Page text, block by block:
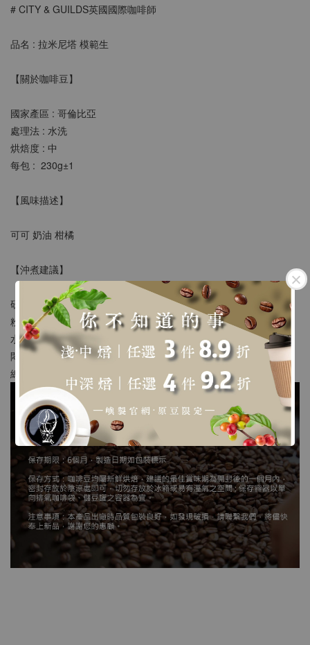
# CITY & GUILDS英國國際咖啡師
品名 : 拉米尼塔 模範生
【關於咖啡豆】
國家產區 : 哥倫比亞
處理法 : 水洗
烘焙度 : 中
每包 :  230g±1
【風味描述】
可可 奶油 柑橘
【沖煮建議】
研 磨 : 類似二號砂糖粗細
粉 水 比 : 1:15 ~ 18
水 溫 : 90 ~ 93度
悶蒸時間 : 30秒
總 時 間 : 以20g粉為例，大約2~3分